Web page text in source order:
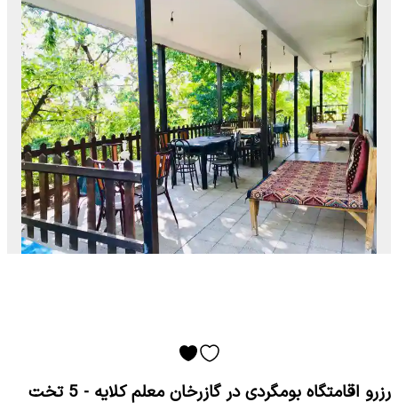
رزرو اقامتگاه بومگردی در گازرخان معلم کلایه - 5 تخت